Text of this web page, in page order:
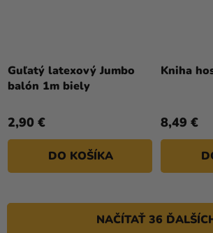
Guľatý latexový Jumbo
balón 1m biely
hodnotenie
produktu
je
5
hviezdičiek.
2,90 €
DO KOŠÍKA
Kniha
8,49 €
NAČÍTAŤ 36